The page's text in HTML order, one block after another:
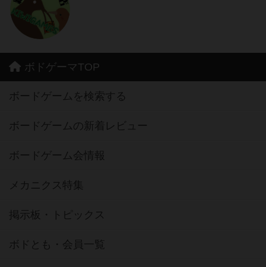
ボドゲーマTOP
ボードゲームを検索する
ボードゲームの新着レビュー
ボードゲーム会情報
メカニクス特集
掲示板・トピックス
ボドとも・会員一覧